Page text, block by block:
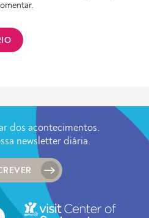
dos acontecimentos.
newsletter diária.